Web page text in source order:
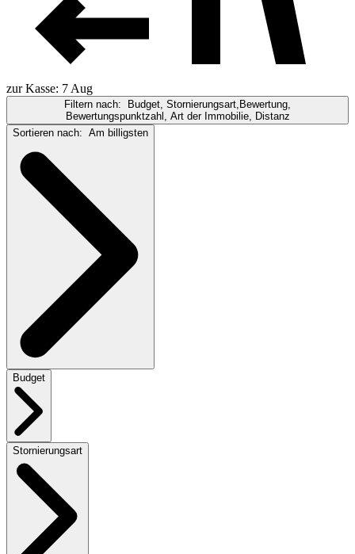
zur Kasse: 7 Aug
Filtern nach:
Budget, Stornierungsart,Bewertung,
Bewertungspunktzahl, Art der Immobilie, Distanz
Sortieren nach: Am billigsten
Budget
Stornierungsart